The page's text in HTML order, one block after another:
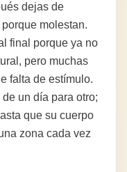
dejas de
molestan.
final porque ya no
pero muchas
falta de estímulo.
un día para otro;
que su cuerpo
zona cada vez